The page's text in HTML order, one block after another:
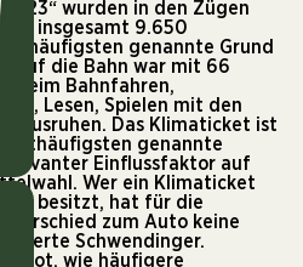
2023“ wurden in den Zügen
insgesamt 9.650
häufigsten genannte Grund
auf die Bahn war mit 66
beim Bahnfahren,
Lesen, Spielen mit den
Ausruhen. Das Klimaticket ist
genannte
Einflussfaktor auf
Wer ein Klimaticket
besitzt, hat für die
zum Auto keine
Schwendinger.
wie häufigere